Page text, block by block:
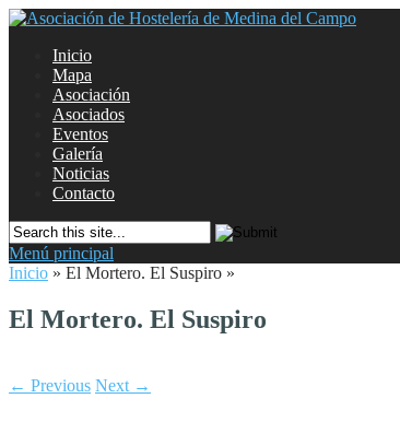
Inicio
Mapa
Asociación
Asociados
Eventos
Galería
Noticias
Contacto
Menú principal
Inicio » El Mortero. El Suspiro »
El Mortero. El Suspiro
← Previous Next →